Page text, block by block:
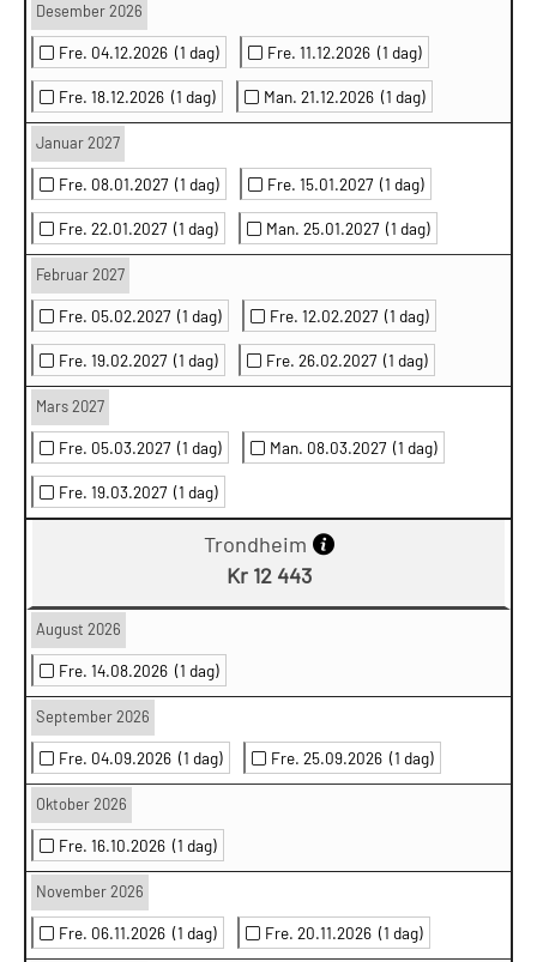
Desember 2026
Fre. 04.12.2026 (1 dag) Fre. 11.12.2026 (1 dag)
Fre. 18.12.2026 (1 dag) Man. 21.12.2026 (1 dag)
Januar 2027
Fre. 08.01.2027 (1 dag) Fre. 15.01.2027 (1 dag)
Fre. 22.01.2027 (1 dag) Man. 25.01.2027 (1 dag)
Februar 2027
Fre. 05.02.2027 (1 dag) Fre. 12.02.2027 (1 dag)
Fre. 19.02.2027 (1 dag) Fre. 26.02.2027 (1 dag)
Mars 2027
Fre. 05.03.2027 (1 dag) Man. 08.03.2027 (1 dag)
Fre. 19.03.2027 (1 dag)
Trondheim
Kr 12 443
August 2026
Fre. 14.08.2026 (1 dag)
September 2026
Fre. 04.09.2026 (1 dag) Fre. 25.09.2026 (1 dag)
Oktober 2026
Fre. 16.10.2026 (1 dag)
November 2026
Fre. 06.11.2026 (1 dag) Fre. 20.11.2026 (1 dag)